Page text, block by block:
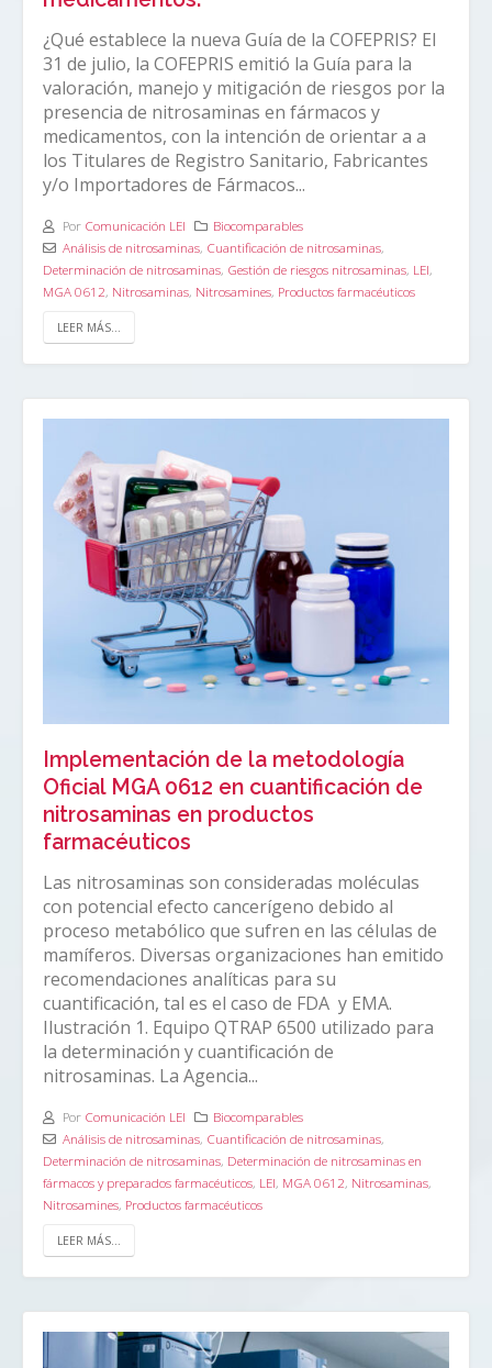
¿Qué establece la nueva Guía de la COFEPRIS? El
31 de julio, la COFEPRIS emitió la Guía para la
valoración, manejo y mitigación de riesgos por la
presencia de nitrosaminas en fármacos y
medicamentos, con la intención de orientar a a
los Titulares de Registro Sanitario, Fabricantes
y/o Importadores de Fármacos...
Por Comunicación LEI
Biocomparables
Análisis de nitrosaminas, Cuantificación de nitrosaminas,
Determinación de nitrosaminas, Gestión de riesgos nitrosaminas, LEI,
MGA 0612, Nitrosaminas, Nitrosamines, Productos farmacéuticos
LEER MÁS...
Implementación de la metodología
Oficial MGA 0612 en cuantificación de
nitrosaminas en productos
farmacéuticos
Las nitrosaminas son consideradas moléculas
con potencial efecto cancerígeno debido al
proceso metabólico que sufren en las células de
mamíferos. Diversas organizaciones han emitido
recomendaciones analíticas para su
cuantificación, tal es el caso de FDA y EMA.
Ilustración 1. Equipo QTRAP 6500 utilizado para
la determinación y cuantificación de
nitrosaminas. La Agencia...
Por Comunicación LEI
Biocomparables
Análisis de nitrosaminas, Cuantificación de nitrosaminas,
Determinación de nitrosaminas, Determinación de nitrosaminas en
fármacos y preparados farmacéuticos, LEI, MGA 0612, Nitrosaminas,
Nitrosamines, Productos farmacéuticos
LEER MÁS...